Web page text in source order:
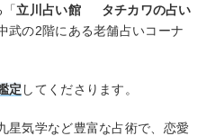
「立川占い館 タチカワの占い
武の2階にある老舗占いコーナ
定 してくださります。
星気学など豊富な占術で、恋愛